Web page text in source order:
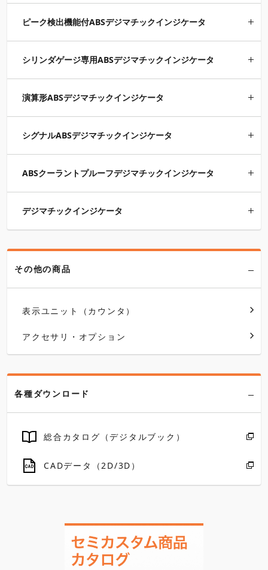
ピーク検出機能付ABSデジマチックインジケータ
シリンダゲージ専用ABSデジマチックインジケータ
演算形ABSデジマチックインジケータ
シグナルABSデジマチックインジケータ
ABSクーラントプルーフデジマチックインジケータ
デジマチックインジケータ
その他の商品
表示ユニット（カウンタ）
アクセサリ・オプション
各種ダウンロード
総合カタログ（デジタルブック）
CADデータ（2D/3D）